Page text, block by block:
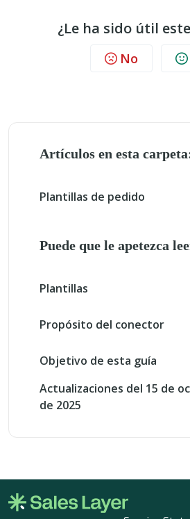
¿Le ha sido útil
No
Artículos en esta
Plantillas de pedido
Puede que le apetezca
Plantillas
Propósito del conector
Objetivo de esta guía
Actualizaciones del 15 de
de 2025